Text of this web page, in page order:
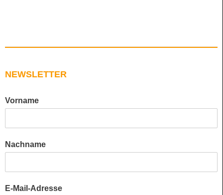
NEWSLETTER
Vorname
Nachname
E-Mail-Adresse